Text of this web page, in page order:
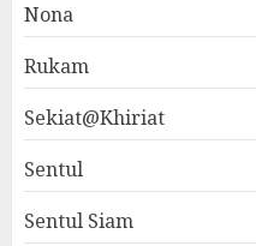
Nona
Rukam
Sekiat@Khiriat
Sentul
Sentul Siam